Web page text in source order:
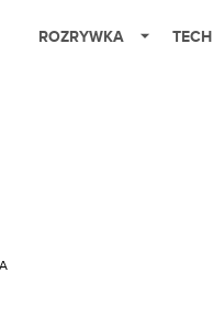
ROZRYWKA TECH